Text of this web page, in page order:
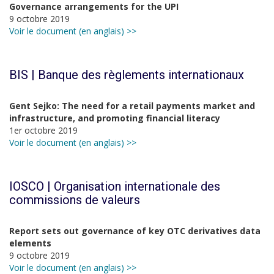
Governance arrangements for the UPI
9 octobre 2019
Voir le document (en anglais) >>
BIS | Banque des règlements internationaux
Gent Sejko: The need for a retail payments market and
infrastructure, and promoting financial literacy
1er octobre 2019
Voir le document (en anglais) >>
IOSCO | Organisation internationale des
commissions de valeurs
Report sets out governance of key OTC derivatives data
elements
9 octobre 2019
Voir le document (en anglais) >>